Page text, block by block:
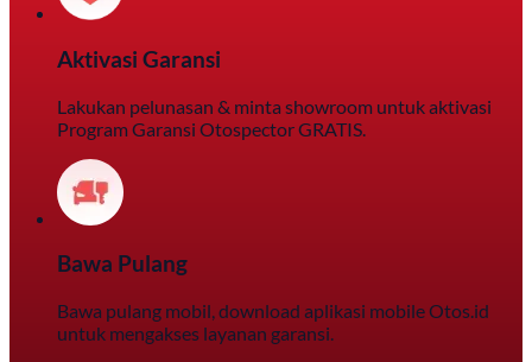
Aktivasi Garansi
Lakukan pelunasan & minta showroom untuk aktivasi
Program Garansi Otospector GRATIS.
Bawa Pulang
Bawa pulang mobil, download aplikasi mobile Otos.id
untuk mengakses layanan garansi.